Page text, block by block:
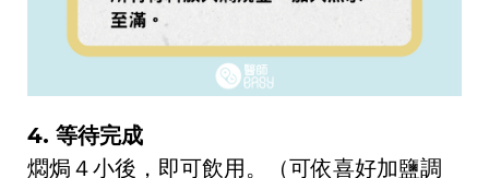
4. 等待完成
燜焗 ４小後，即可飲用。（可依喜好加鹽調